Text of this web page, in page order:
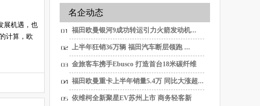
展机遇，也
计算，欧
名企动态
福田欧曼银河9成功转运引力火箭发动机...
上半年狂销36万辆 福田汽车断层领跑 ...
金旅客车携手Ebusco 打造首台18米碳纤维
纯...
福田欧曼重卡上半年销量5.4万 同比大涨超...
依维柯全新聚星EV苏州上市 商务轻客新